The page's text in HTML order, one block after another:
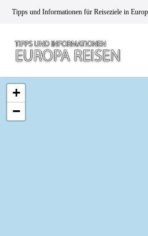
Tipps und Informationen für Reiseziele in
+
−